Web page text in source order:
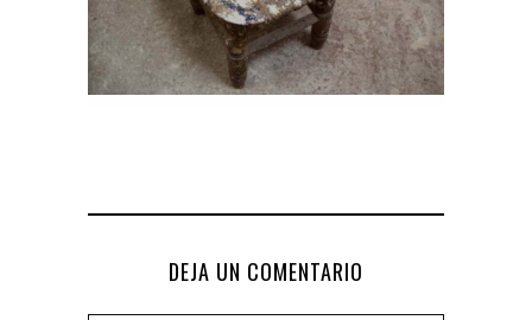
DEJA UN COMENTARIO